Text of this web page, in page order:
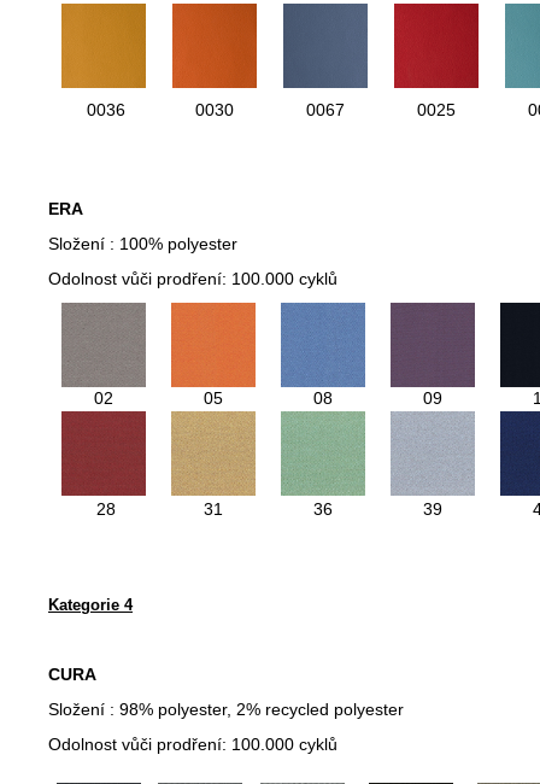
0036 0030 0067 0025
ERA
Složení : 100% polyester
Odolnost vůči prodření: 100.000 cyklů
02 05 08 09
28 31 36 39
Kategorie 4
CURA
Složení : 98% polyester, 2% recycled polyester
Odolnost vůči prodření: 100.000 cyklů